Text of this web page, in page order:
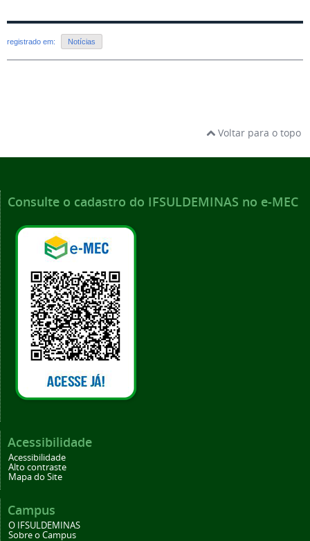
registrado em: Notícias
Voltar para o topo
Consulte o cadastro do IFSULDEMINAS no e-MEC
Acessibilidade
Acessibilidade
Alto contraste
Mapa do Site
Campus
O IFSULDEMINAS
Sobre o Campus